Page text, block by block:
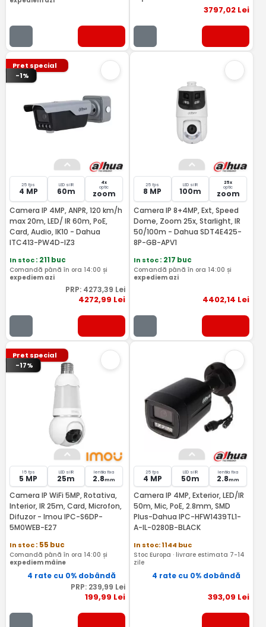
3797,02 Lei
Pret special
-1%
25 fps
4 MP
LED si IR
60m
4x
optic
zoom
Camera IP 4MP, ANPR, 120 km/h
max 20m, LED/ IR 60m, PoE,
Card, Audio, IK10 - Dahua
ITC413-PW4D-IZ3
In stoc: 211 buc
Comandă până în ora 14:00 și
expediem azi
PRP: 4273,39 Lei
4272,99 Lei
25 fps
8 MP
LED si IR
100m
25x
optic
zoom
Camera IP 8+4MP, Ext, Speed
Dome, Zoom 25x, Starlight, IR
50/100m - Dahua SDT4E425-
8P-GB-APV1
In stoc: 217 buc
Comandă până în ora 14:00 și
expediem azi
4402,14 Lei
Pret special
-17%
15 fps
5 MP
LED si IR
25m
lentila fixa
2.8mm
Camera IP WiFi 5MP, Rotativa,
Interior, IR 25m, Card, Microfon,
Difuzor - Imou IPC-S6DP-
5M0WEB-E27
In stoc: 55 buc
Comandă până în ora 14:00 și
expediem mâine
4 rate cu 0% dobândă
PRP: 239,99 Lei
199,99 Lei
25 fps
4 MP
LED si IR
50m
lentila fixa
2.8mm
Camera IP 4MP, Exterior, LED/IR
50m, Mic, PoE, 2.8mm, SMD
Plus-Dahua IPC-HFW1439TL1-
A-IL-0280B-BLACK
In stoc: 1144 buc
Stoc Europa · livrare estimata 7-14
zile
4 rate cu 0% dobândă
393,09 Lei